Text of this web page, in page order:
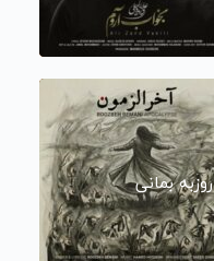
روزبه بمانی